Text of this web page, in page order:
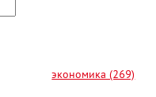
экономика (269)